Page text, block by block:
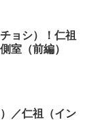
ョシ）！仁祖
室（前編）
／仁祖（イン